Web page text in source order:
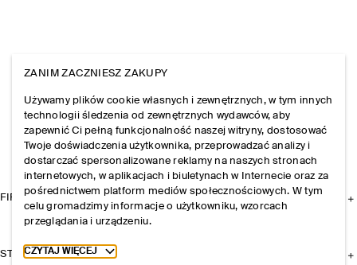
FIRMA
STREFA KLIENTA
ZANIM ZACZNIESZ ZAKUPY
Używamy plików cookie własnych i zewnętrznych, w tym innych
technologii śledzenia od zewnętrznych wydawców, aby
zapewnić Ci pełną funkcjonalność naszej witryny, dostosować
Twoje doświadczenia użytkownika, przeprowadzać analizy i
dostarczać spersonalizowane reklamy na naszych stronach
internetowych, w aplikacjach i biuletynach w Internecie oraz za
pośrednictwem platform mediów społecznościowych. W tym
celu gromadzimy informacje o użytkowniku, wzorcach
przeglądania i urządzeniu.
Toggle more cookie information
CZYTAJ WIĘCEJ